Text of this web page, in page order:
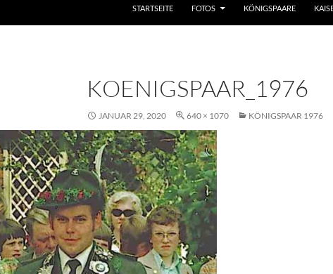
STARTSEITE
FOTOS KÖNIGSPAARE
KOENIGSPAAR_1976
JANUAR 29, 2020 640 × 1070 KÖNIGSPAAR 1976